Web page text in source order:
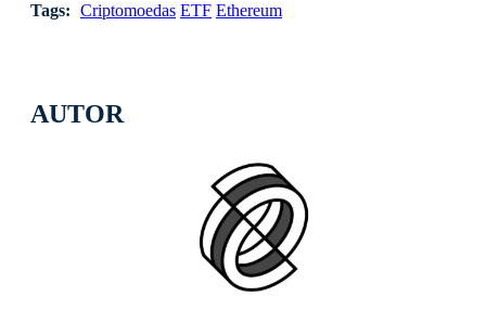
AUTOR
Tags: Criptomoedas ETF Ethereum